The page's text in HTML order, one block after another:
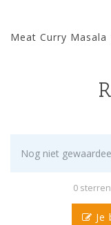
Meat Curry Masala
Nog niet
0
Je